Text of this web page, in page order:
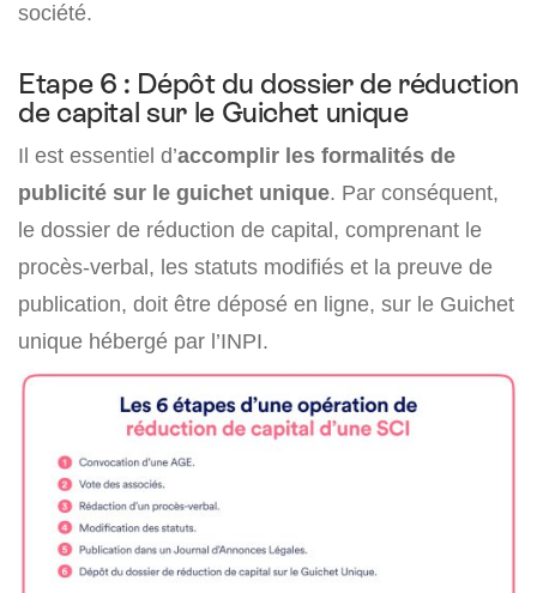
société.
Etape 6 : Dépôt du dossier de réduction
de capital sur le Guichet unique
Il est essentiel d’accomplir les formalités de
publicité sur le guichet unique. Par conséquent,
le dossier de réduction de capital, comprenant le
procès-verbal, les statuts modifiés et la preuve de
publication, doit être déposé en ligne, sur le Guichet
unique hébergé par l’INPI.